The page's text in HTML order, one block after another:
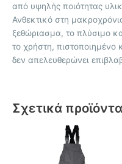
από υψηλής ποιότητας
Ανθεκτικό στη
ξεθώριασμα, το πλύσιμο
το χρήστη, πιστοποιημένο
δεν απελευθερώνει
Σχετικά προϊόντα
Αυτό
το
προϊόν